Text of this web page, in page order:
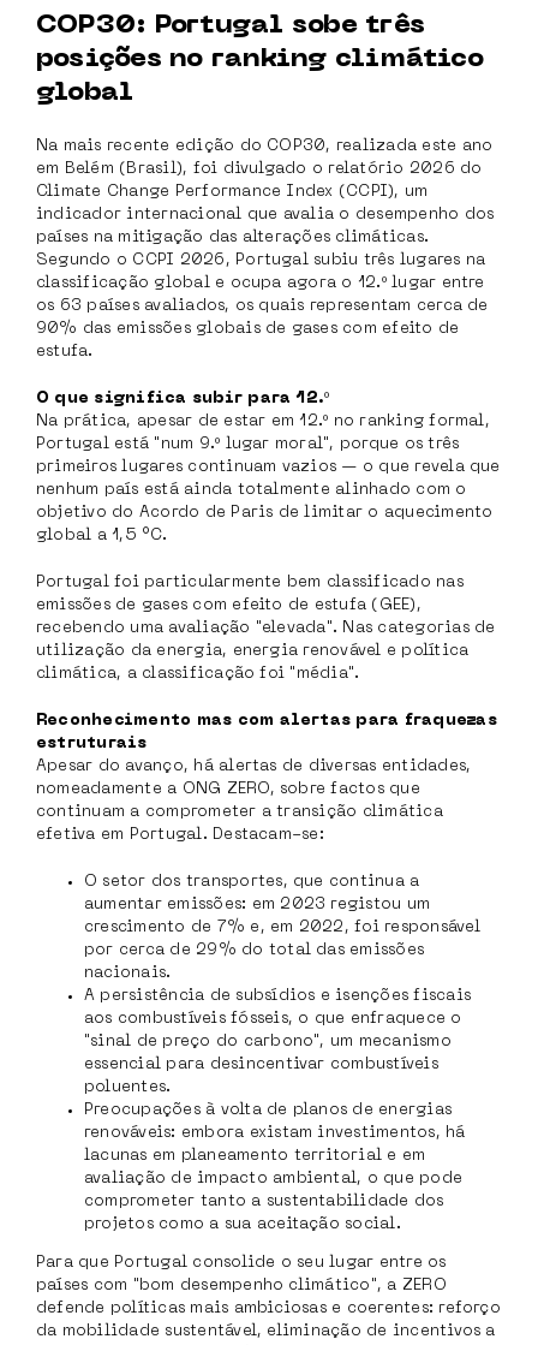
COP30: Portugal sobe três
posições no ranking climático
global
Na mais recente edição do COP30, realizada este ano
em Belém (Brasil), foi divulgado o relatório 2026 do
Climate Change Performance Index (CCPI), um
indicador internacional que avalia o desempenho dos
países na mitigação das alterações climáticas.
Segundo o CCPI 2026, Portugal subiu três lugares na
classificação global e ocupa agora o 12.º lugar entre
os 63 países avaliados, os quais representam cerca de
90% das emissões globais de gases com efeito de
estufa.
O que significa subir para 12.º
Na prática, apesar de estar em 12.º no ranking formal,
Portugal está "num 9.º lugar moral", porque os três
primeiros lugares continuam vazios — o que revela que
nenhum país está ainda totalmente alinhado com o
objetivo do Acordo de Paris de limitar o aquecimento
global a 1,5 °C.
Portugal foi particularmente bem classificado nas
emissões de gases com efeito de estufa (GEE),
recebendo uma avaliação "elevada". Nas categorias de
utilização da energia, energia renovável e política
climática, a classificação foi "média".
Reconhecimento mas com alertas para fraquezas
estruturais
Apesar do avanço, há alertas de diversas entidades,
nomeadamente a ONG ZERO, sobre factos que
continuam a comprometer a transição climática
efetiva em Portugal. Destacam-se:
O setor dos transportes, que continua a
aumentar emissões: em 2023 registou um
crescimento de 7% e, em 2022, foi responsável
por cerca de 29% do total das emissões
nacionais.
A persistência de subsídios e isenções fiscais
aos combustíveis fósseis, o que enfraquece o
"sinal de preço do carbono", um mecanismo
essencial para desincentivar combustíveis
poluentes.
Preocupações à volta de planos de energias
renováveis: embora existam investimentos, há
lacunas em planeamento territorial e em
avaliação de impacto ambiental, o que pode
comprometer tanto a sustentabilidade dos
projetos como a sua aceitação social.
Para que Portugal consolide o seu lugar entre os
países com "bom desempenho climático", a ZERO
defende políticas mais ambiciosas e coerentes: reforço
da mobilidade sustentável, eliminação de incentivos a